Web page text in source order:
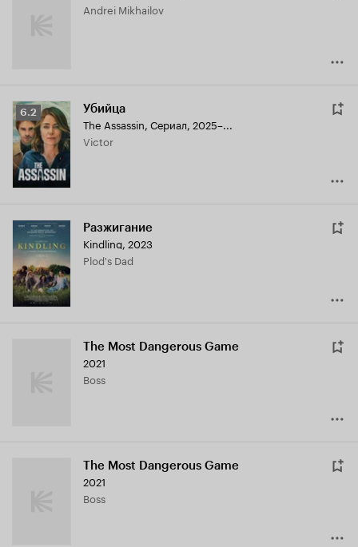
Andrei Mikhailov
Рейтинг
Кинопоиска
6.2
6.2 Убийца
The Assassin, Сериал, 2025–...
Victor
Разжигание
Kindling, 2023
Plod's Dad
The Most Dangerous Game
2021
Boss
The Most Dangerous Game
2021
Boss